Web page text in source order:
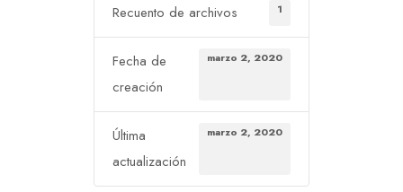
Recuento de archivos 1
Fecha de
creación
marzo 2, 2020
Última
actualización
marzo 2, 2020